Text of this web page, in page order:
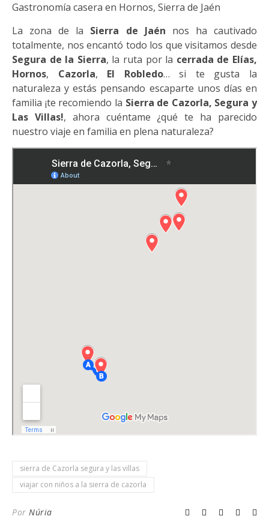
Gastronomía casera en Hornos, Sierra de Jaén
La zona de la Sierra de Jaén nos ha cautivado
totalmente, nos encantó todo los que visitamos desde
Segura de la Sierra, la ruta por la cerrada de Elías,
Hornos, Cazorla, El Robledo… si te gusta la
naturaleza y estás pensando escaparte unos días en
familia ¡te recomiendo la Sierra de Cazorla, Segura y
Las Villas!, ahora cuéntame ¿qué te ha parecido
nuestro viaje en familia en plena naturaleza?
sierra de Cazorla segura y las villas
viajar con niños a la sierra de cazorla
Por Núria